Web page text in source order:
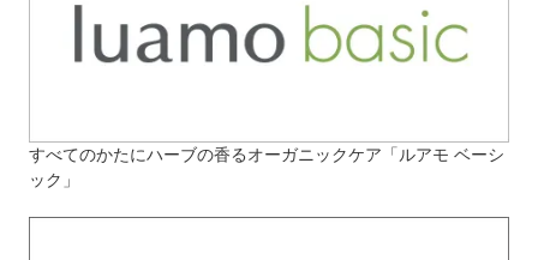
すべてのかたにハーブの香るオーガニックケア「ルアモ ベーシ
ック」